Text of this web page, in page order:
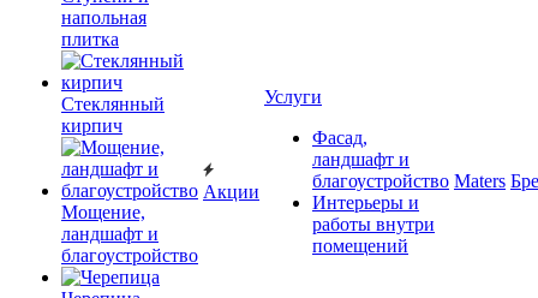
напольная
плитка
Cтеклянный
кирпич
Мощение,
ландшафт и
благоустройство
Акции
Услуги
Фасад,
ландшафт и
благоустройство
Интерьеры и
работы внутри
помещений
Maters